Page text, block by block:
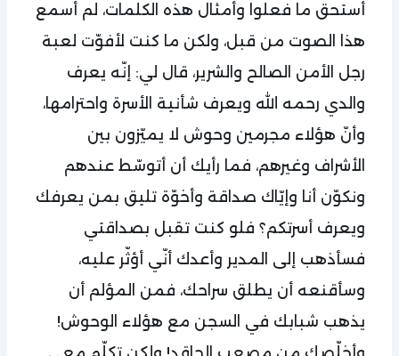
أستحق ما فعلوا وأمثال هذه الكلمات، لم أسمع
هذا الصوت من قبل، ولكن ما كنت لأفوّت لعبة
رجل الأمن الصالح والشرير، قال لي: إنّه يعرف
والدي رحمه الله ويعرف شأنية الأسرة واحترامها،
وأنّ هؤلاء مجرمين وحوش لا يميّزون بين
الأشراف وغيرهم، فما رأيك أن أتوسّط عندهم
ونكوّن أنا وإيّاك صداقة وأخوّة تليق بمن يعرفك
ويعرف أسرتكم؟ فلو كنت تقبل بصداقتي
فسأذهب إلى المدير وأعدك أنّي أؤثّر عليه،
وسأقنعه أن يطلق سراحك، فمن المؤلم أن
يذهب شبابك في السجن مع هؤلاء الوحوش!